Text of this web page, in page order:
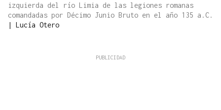
izquierda del río Limia de las legiones romanas
comandadas por Décimo Junio Bruto en el año 135 a.C.
| Lucía Otero